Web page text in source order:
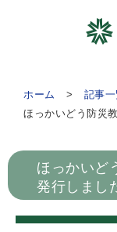
ホーム
記事一
ほっかいどう防災
ほっかいど
発行しまし